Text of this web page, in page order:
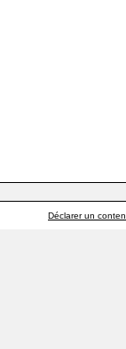
Déclarer un